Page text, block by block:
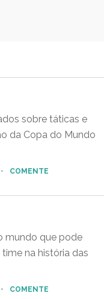
sobre táticas e
da Copa do Mundo
• COMENTE
mundo que pode
na história das
• COMENTE